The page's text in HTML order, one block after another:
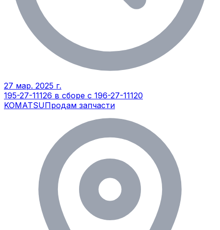
27 мар. 2025 г.
195-27-11126 в сборе с 196-27-11120
KOMATSUПродам запчасти